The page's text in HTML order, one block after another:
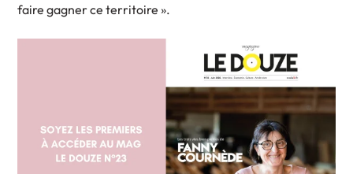
faire gagner ce territoire ».